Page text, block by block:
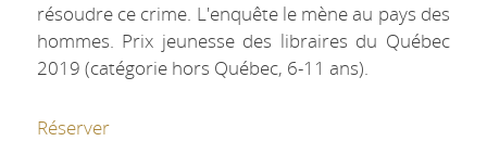
résoudre ce crime. L'enquête le mène au pays des
hommes. Prix jeunesse des libraires du Québec
2019 (catégorie hors Québec, 6-11 ans).
Réserver